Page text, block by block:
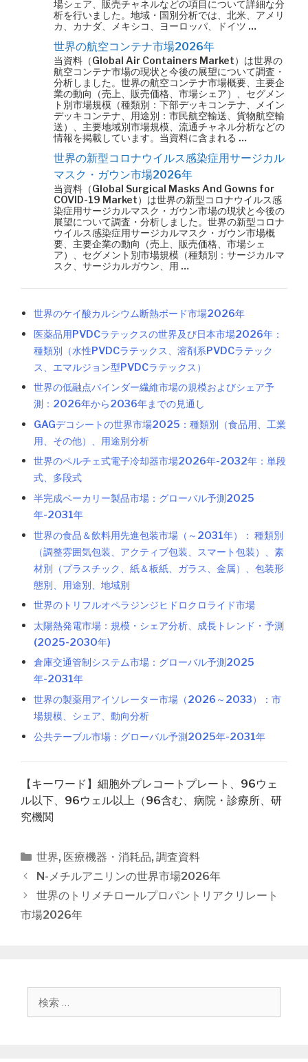
場シェア、販売チャネルなどの項目について詳細な分
析を行いました。地域・国別分析では、北米、アメリ
カ、カナダ、メキシコ、ヨーロッパ、ドイツ …
世界の航空コンテナ市場2026年
当資料（Global Air Containers Market）は世界の
航空コンテナ市場の現状と今後の展望について調査・
分析しました。世界の航空コンテナ市場概要、主要企
業の動向（売上、販売価格、市場シェア）、セグメン
ト別市場規模（種類別：下部デッキコンテナ、メイン
デッキコンテナ、用途別：市民航空輸送、貨物航空輸
送）、主要地域別市場規模、流通チャネル分析などの
情報を掲載しています。当資料に含まれる …
世界の新型コロナウイルス感染症用サージカル
マスク・ガウン市場2026年
当資料（Global Surgical Masks And Gowns for
COVID-19 Market）は世界の新型コロナウイルス感
染症用サージカルマスク・ガウン市場の現状と今後の
展望について調査・分析しました。世界の新型コロナ
ウイルス感染症用サージカルマスク・ガウン市場概
要、主要企業の動向（売上、販売価格、市場シェ
ア）、セグメント別市場規模（種類別：サージカルマ
スク、サージカルガウン、用 …
世界のケイ酸カルシウム断熱ボード市場2026年
医薬品用PVDCラテックスの世界及び日本市場2026年：
種類別（水性PVDCラテックス、溶剤系PVDCラテック
ス、エマルジョン型PVDCラテックス）
世界の低融点バインダー繊維市場の規模およびシェア予
測：2026年から2036年までの見通し
GAGデコシートの世界市場2025：種類別（食品用、工業
用、その他）、用途別分析
世界のペルチェ式電子冷却器市場2026年-2032年：単段
式、多段式
半完成ベーカリー製品市場：グローバル予測2025
年-2031年
世界の食品＆飲料用先進包装市場（～2031年）： 種類別
（調整雰囲気包装、アクティブ包装、スマート包装）、素
材別（プラスチック、紙＆板紙、ガラス、金属）、包装形
態別、用途別、地域別
世界のトリフルオペラジンジヒドロクロライド市場
太陽熱発電市場：規模・シェア分析、成長トレンド・予測
(2025-2030年)
倉庫交通管制システム市場：グローバル予測2025
年-2031年
世界の製薬用アイソレーター市場（2026～2033）：市
場規模、シェア、動向分析
公共テーブル市場：グローバル予測2025年-2031年
【キーワード】細胞外プレコートプレート、96ウェ
ル以下、96ウェル以上（96含む、病院・診療所、研
究機関
カ
テ
ゴ
ー
世界, 医療機器・消耗品, 調査資料
投
稿
ナ
ビ
ョ
N-メチルアニリンの世界市場2026年
世界のトリメチロールプロパントリアクリレート
市場2026年